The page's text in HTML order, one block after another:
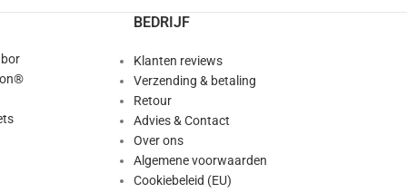
BEDRIJF
Klanten reviews
Verzending & betaling
Retour
Advies & Contact
Over ons
Algemene voorwaarden
Cookiebeleid (EU)